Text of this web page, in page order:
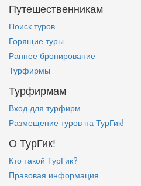
Путешественникам
Поиск туров
Горящие туры
Раннее бронирование
Турфирмы
Турфирмам
Вход для турфирм
Размещение туров на ТурГик!
О ТурГик!
Кто такой ТурГик?
Правовая информация